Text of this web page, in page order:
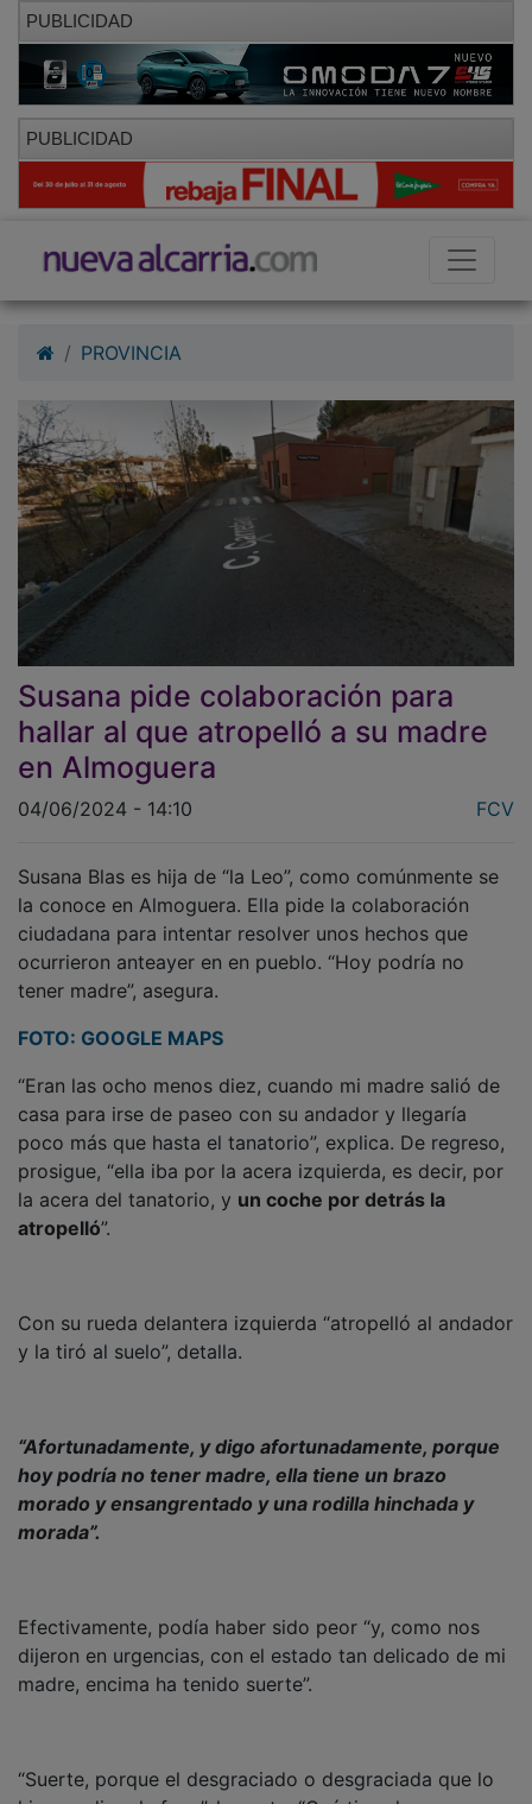
PUBLICIDAD
PUBLICIDAD
Susana pide colaboración para
hallar al que atropelló a su madre
en Almoguera
04/06/2024 - 14:10
la conoce en Almoguera. Ella pide la colaboración
ciudadana para intentar resolver unos hechos que
ocurrieron anteayer en en pueblo. “Hoy podría no
tener madre”, asegura.
casa para irse de paseo con su andador y llegaría
poco más que hasta el tanatorio”, explica. De regreso,
prosigue, “ella iba por la acera izquierda, es decir, por
la acera del tanatorio, y un coche por detrás la
atropelló”.
y la tiró al suelo”, detalla.
hoy podría no tener madre, ella tiene un brazo
morado y ensangrentado y una rodilla hinchada y
morada”.
dijeron en urgencias, con el estado tan delicado de mi
madre, encima ha tenido suerte”.
hizo se dio a la fuga”, lamenta. “Qué tipo de persona